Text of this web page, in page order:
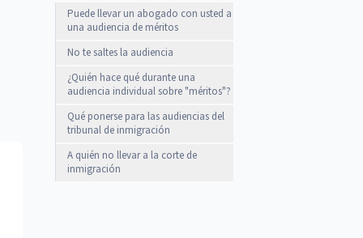
Puede llevar un abogado con usted a
una audiencia de méritos
No te saltes la audiencia
¿Quién hace qué durante una
audiencia individual sobre "méritos"?
Qué ponerse para las audiencias del
tribunal de inmigración
A quién no llevar a la corte de
inmigración